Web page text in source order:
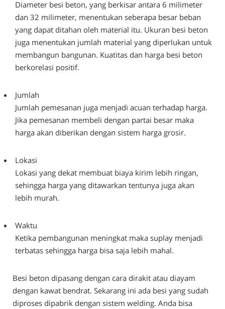
Diameter besi beton, yang berkisar antara 6 milimeter
dan 32 milimeter, menentukan seberapa besar beban
yang dapat ditahan oleh material itu. Ukuran besi beton
juga menentukan jumlah material yang diperlukan untuk
membangun bangunan. Kuatitas dan harga besi beton
berkorelasi positif.
Jumlah
Jumlah pemesanan juga menjadi acuan terhadap harga.
Jika pemesanan membeli dengan partai besar maka
harga akan diberikan dengan sistem harga grosir.
Lokasi
Lokasi yang dekat membuat biaya kirim lebih ringan,
sehingga harga yang ditawarkan tentunya juga akan
lebih murah.
Waktu
Ketika pembangunan meningkat maka suplay menjadi
terbatas sehingga harga bisa saja lebih mahal.
Besi beton dipasang dengan cara dirakit atau diayam
dengan kawat bendrat. Sekarang ini ada besi yang sudah
diproses dipabrik dengan sistem welding. Anda bisa